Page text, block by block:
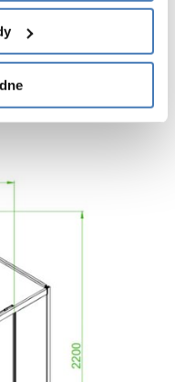
srebrnym
0,5 cala